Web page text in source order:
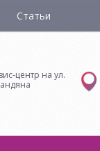
Статьи
центр на ул.